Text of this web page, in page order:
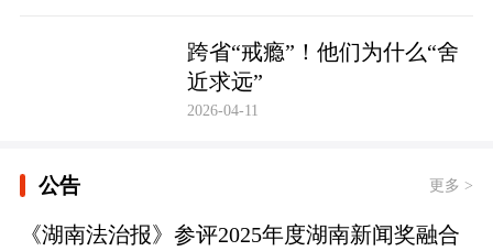
跨省“戒瘾”！他们为什么“舍
近求远”
2026-04-11
公告 更多 >
《湖南法治报》参评2025年度湖南新闻奖融合